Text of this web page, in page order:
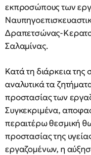
εκπροσώπους των
Δραπετσώνας-
Σαλαμίνας.
Κατά τη διάρκεια
αναλυτικά τα
προστασίας των
Συγκεκριμένα,
περαιτέρω θεσμική
προστασίας της
εργαζομένων, η